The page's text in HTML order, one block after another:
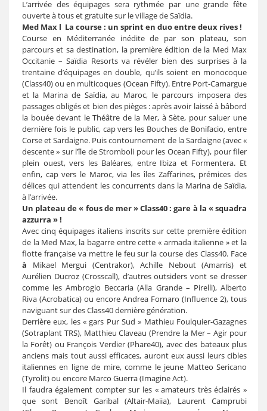
L’arrivée des équipages sera rythmée par une grande fête
ouverte à tous et gratuite sur le village de Saïdia.
Med Max l La course : un sprint en duo entre deux rives !
Course en Méditerranée inédite de par son plateau, son
parcours et sa destination, la première édition de la Med Max
Occitanie – Saïdia Resorts va révéler bien des surprises à la
trentaine d’équipages en double, qu’ils soient en monocoque
(Class40) ou en multicoques (Ocean Fifty). Entre Port-Camargue
et la Marina de Saïdia, au Maroc, le parcours imposera des
passages obligés et bien des pièges : après avoir laissé à bâbord
la bouée devant le Théâtre de la Mer, à Sète, pour saluer une
dernière fois le public, cap vers les Bouches de Bonifacio, entre
Corse et Sardaigne. Puis contournement de la Sardaigne (avec «
descente » sur l’île de Stromboli pour les Ocean Fifty), pour filer
plein ouest, vers les Baléares, entre Ibiza et Formentera. Et
enfin, cap vers le Maroc, via les îles Zaffarines, prémices des
délices qui attendent les concurrents dans la Marina de Saïdia,
à l’arrivée.
Un plateau de « fous de mer » Class40 : gare à la « squadra
azzurra » !
Avec cinq équipages italiens inscrits sur cette première édition
de la Med Max, la bagarre entre cette « armada italienne » et la
flotte française va mettre le feu sur la course des Class40. Face
à Mikael Mergui (Centrakor), Achille Nebout (Amarris) et
Aurélien Ducroz (Crosscall), d’autres outsiders vont se dresser
comme les Ambrogio Beccaria (Alla Grande – Pirelli), Alberto
Riva (Acrobatica) ou encore Andrea Fornaro (Influence 2), tous
naviguant sur des Class40 dernière génération.
Derrière eux, les « gars Pur Sud » Mathieu Foulquier-Gazagnes
(Sotraplant TRS), Matthieu Claveau (Prendre la Mer – Agir pour
la Forêt) ou François Verdier (Phare40), avec des bateaux plus
anciens mais tout aussi efficaces, auront eux aussi leurs cibles
italiennes en ligne de mire, comme le jeune Matteo Sericano
(Tyrolit) ou encore Marco Guerra (Imagine Act).
Il faudra également compter sur les « amateurs très éclairés »
que sont Benoît Garibal (Altair-Maiia), Laurent Camprubi